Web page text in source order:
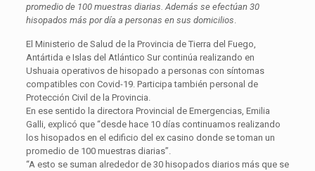
promedio de 100 muestras diarias. Además se efectúan 30
hisopados más por día a personas en sus domicilios
El Ministerio de Salud de la Provincia de Tierra del Fuego,
Antártida e Islas del Atlántico Sur continúa realizando en
Ushuaia operativos de hisopado a personas con síntomas
compatibles con Covid-19. Participa también personal de
Protección Civil de la Provincia.
En ese sentido la directora Provincial de Emergencias, Emilia
Galli, explicó que “desde hace 10 días continuamos realizando
los hisopados en el edificio del ex casino donde se toman un
promedio de 100 muestras diarias”.
“A esto se suman alrededor de 30 hisopados diarios más que se